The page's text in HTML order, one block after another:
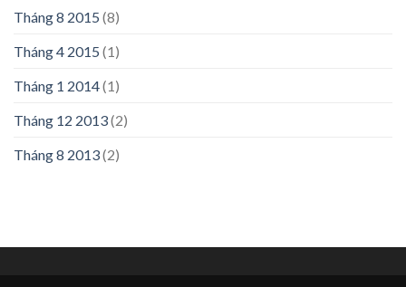
Tháng 8 2015 (8)
Tháng 4 2015 (1)
Tháng 1 2014(1)
Tháng 12 2013(2)
Tháng 8 2013(2)